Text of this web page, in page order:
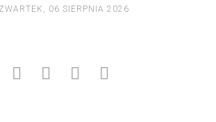
06 SIERPNIA 2026